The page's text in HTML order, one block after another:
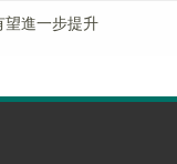
望進一步提升